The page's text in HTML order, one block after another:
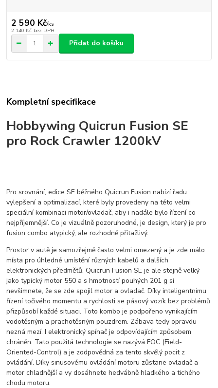
2 590 Kč/ks
2 140 Kč bez DPH
Přidat do košíku
Kompletní specifikace
Hobbywing Quicrun Fusion SE
pro Rock Crawler 1200kV
Pro srovnání, edice SE běžného Quicrun Fusion nabízí řadu
vylepšení a optimalizací, které byly provedeny na této velmi
speciální kombinaci motor/ovladač, aby i nadále bylo řízení co
nejpříjemnější. Co je vizuálně pozoruhodné, je design, který je pro
fusion combo atypický, ale rozhodně přitažlivý.
Prostor v autě je samozřejmě často velmi omezený a je zde málo
místa pro úhledné umístění různých kabelů a dalších
elektronických předmětů. Quicrun Fusion SE je ale stejně velký
jako typický motor 550 a s hmotností pouhých 201 g si
nevšimnete, že se zde spojil motor a ovladač.Díky inteligentnímu
řízení točivého momentu a rychlosti se pásový vozík bez problémů
přizpůsobí každé situaci. Toto kombo je podpořeno vynikajícím
vodotěsným a prachotěsným pouzdrem. Zábava tedy opravdu
nezná mezí. I elektronický spínač je odpovídajícím způsobem
chráněn. Tato použitá technologie se nazývá FOC (Field-
Oriented-Control) a je zodpovědná za tento skvělý pocit z
ovládání. Díky sinusovému ovládání motoru zůstane ovladač a
motor chladnější a vy dosáhnete hedvábně hladkého a tichého
chodu motoru.